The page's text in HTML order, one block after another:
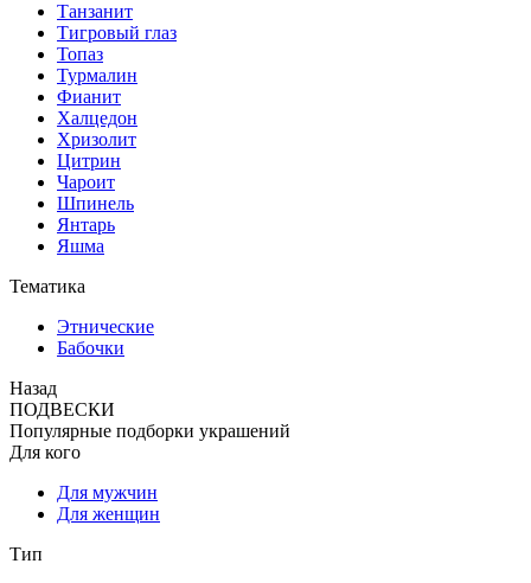
Танзанит
Тигровый глаз
Топаз
Турмалин
Фианит
Халцедон
Хризолит
Цитрин
Чароит
Шпинель
Янтарь
Яшма
Тематика
Этнические
Бабочки
Назад
ПОДВЕСКИ
Популярные подборки украшений
Для кого
Для мужчин
Для женщин
Тип